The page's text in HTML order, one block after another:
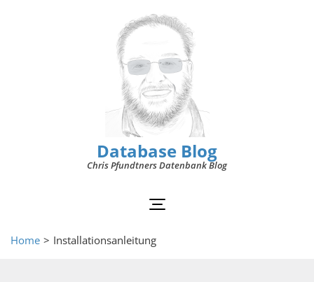
Database Blog
Chris Pfundtners Datenbank Blog
Home > Installationsanleitung